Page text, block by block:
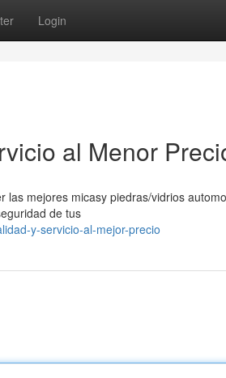
Login
al Menor
mejores micasy piedras/vidrios
de tus
y-servicio-al-mejor-precio